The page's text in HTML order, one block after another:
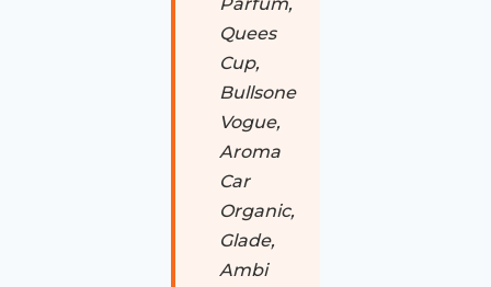
Quees
Cup,
Bullsone
Vogue,
Aroma
Car
Organic,
Glade,
Ambi